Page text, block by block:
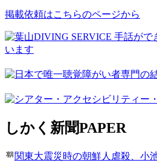
掲載依頼はこちらのページから
しかく新聞PAPER
関東大震災時の朝鮮人虐殺、小